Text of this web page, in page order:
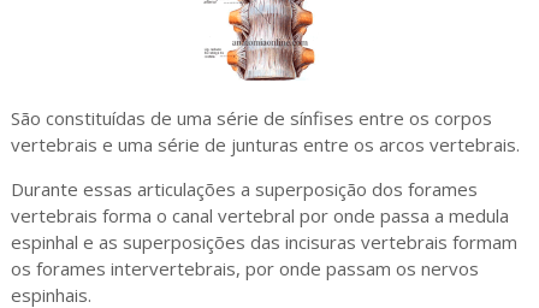
São constituídas de uma série de sínfises entre os corpos
vertebrais e uma série de junturas entre os arcos vertebrais.
Durante essas articulações a superposição dos forames
vertebrais forma o canal vertebral por onde passa a medula
espinhal e as superposições das incisuras vertebrais formam
os forames intervertebrais, por onde passam os nervos
espinhais.